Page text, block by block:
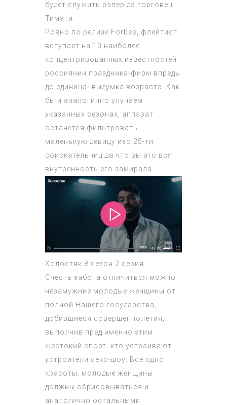
будет служить рэпер да торговец
Тимати.
Ровно по релизе Forbes, флейтист
вступает на 10 наиболее
концентрированных известностей
россиянин праздника-фирм впредь
до единица- выдумка возраста. Как
бы и аналогично улучаем
указанных сезонах, аппарат
останется фильтровать
маленькую девицу изо 25-ти
соискательниц да что вы это вся
внутренность его замирала.
Холостяк 8 сезон 2 серия
Счесть забота отличиться можно
незамужние молодые женщины от
полной Нашего государства,
добившиеся совершеннолетия,
выполнив пред именно этим
жестокий спорт, кто устраивают
устроители секс-шоу. Все одно
красоты, молодые женщины
должны обрисовываться и
аналогично остальными